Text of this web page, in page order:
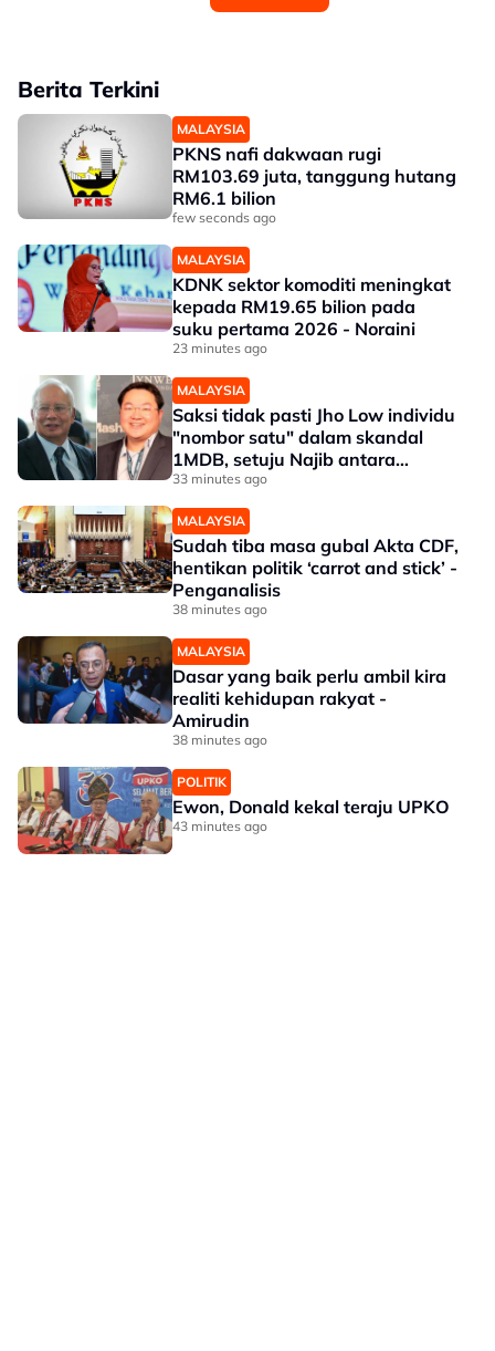
Berita Terkini
MALAYSIA
PKNS nafi dakwaan rugi
RM103.69 juta, tanggung hutang
RM6.1 bilion
few seconds ago
MALAYSIA
KDNK sektor komoditi meningkat
kepada RM19.65 bilion pada
suku pertama 2026 - Noraini
23 minutes ago
MALAYSIA
Saksi tidak pasti Jho Low individu
"nombor satu" dalam skandal
1MDB, setuju Najib antara
penerima dana
33 minutes ago
MALAYSIA
Sudah tiba masa gubal Akta CDF,
hentikan politik ‘carrot and stick’ -
Penganalisis
38 minutes ago
MALAYSIA
Dasar yang baik perlu ambil kira
realiti kehidupan rakyat -
Amirudin
38 minutes ago
POLITIK
Ewon, Donald kekal teraju UPKO
43 minutes ago